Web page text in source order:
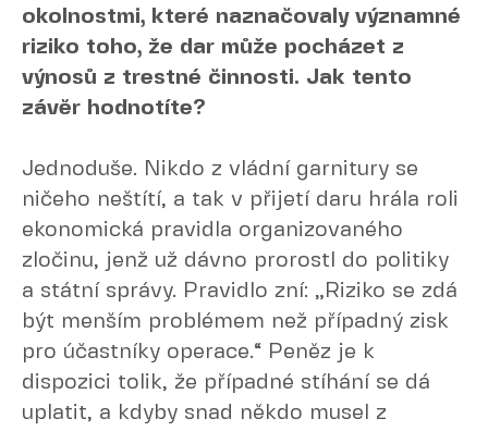
okolnostmi, které naznačovaly významné
riziko toho, že dar může pocházet z
výnosů z trestné činnosti. Jak tento
závěr hodnotíte?
Jednoduše. Nikdo z vládní garnitury se
ničeho neštítí, a tak v přijetí daru hrála roli
ekonomická pravidla organizovaného
zločinu, jenž už dávno prorostl do politiky
a státní správy. Pravidlo zní: „Riziko se zdá
být menším problémem než případný zisk
pro účastníky operace.“ Peněz je k
dispozici tolik, že případné stíhání se dá
uplatit, a kdyby snad někdo musel z